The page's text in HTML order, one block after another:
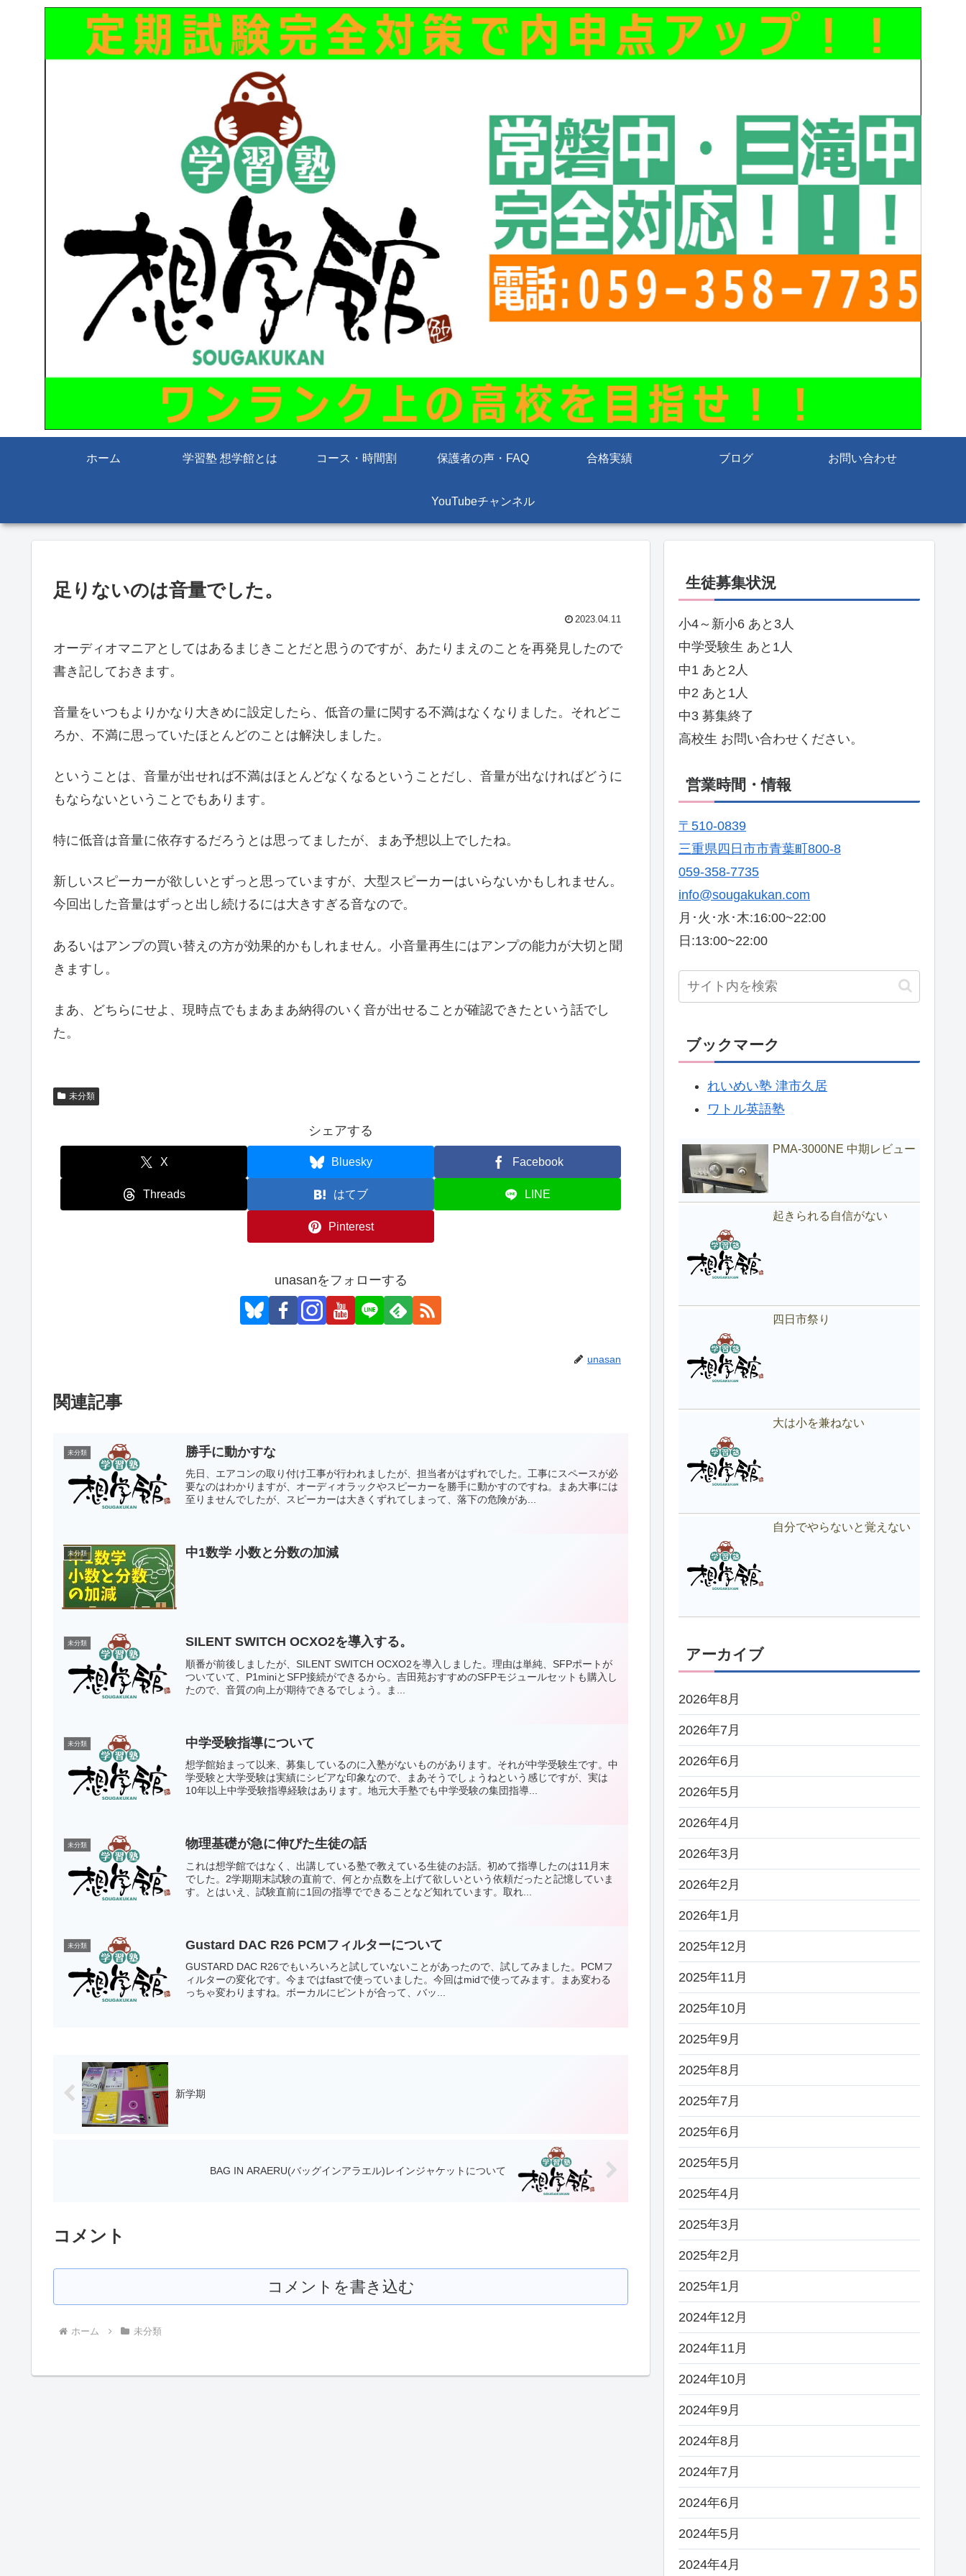
ホーム 学習塾 想学館とは コース・時間割 保護者の声・FAQ 合格実績 ブログ お問い合わせ
YouTubeチャンネル
足りないのは音量でした。
2023.04.11
オーディオマニアとしてはあるまじきことだと思うのですが、あたりまえのことを再発見したので
書き記しておきます。
音量をいつもよりかなり大きめに設定したら、低音の量に関する不満はなくなりました。それどこ
ろか、不満に思っていたほとんどのことは解決しました。
ということは、音量が出せれば不満はほとんどなくなるということだし、音量が出なければどうに
もならないということでもあります。
特に低音は音量に依存するだろうとは思ってましたが、まあ予想以上でしたね。
新しいスピーカーが欲しいとずっと思っていますが、大型スピーカーはいらないかもしれません。
今回出した音量はずっと出し続けるには大きすぎる音なので。
あるいはアンプの買い替えの方が効果的かもしれません。小音量再生にはアンプの能力が大切と聞
きますし。
まあ、どちらにせよ、現時点でもまあまあ納得のいく音が出せることが確認できたという話でし
た。
未分類
シェアする
X Bluesky Facebook
Threads はてブ LINE
Pinterest
unasanをフォローする
unasan
関連記事
未分類 勝手に動かすな
先日、エアコンの取り付け工事が行われましたが、担当者がはずれでした。工事にスペースが必
要なのはわかりますが、オーディオラックやスピーカーを勝手に動かすのですね。まあ大事には
至りませんでしたが、スピーカーは大きくずれてしまって、落下の危険があ...
未分類 中1数学 小数と分数の加減
未分類 SILENT SWITCH OCXO2を導入する。
順番が前後しましたが、SILENT SWITCH OCXO2を導入しました。理由は単純、SFPポートが
ついていて、P1miniとSFP接続ができるから。吉田苑おすすめのSFPモジュールセットも購入し
たので、音質の向上が期待できるでしょう。ま...
未分類 中学受験指導について
想学館始まって以来、募集しているのに入塾がないものがあります。それが中学受験生です。中
学受験と大学受験は実績にシビアな印象なので、まあそうでしょうねという感じですが、実は
10年以上中学受験指導経験はあります。地元大手塾でも中学受験の集団指導...
未分類 物理基礎が急に伸びた生徒の話
これは想学館ではなく、出講している塾で教えている生徒のお話。初めて指導したのは11月末
でした。2学期期末試験の直前で、何とか点数を上げて欲しいという依頼だったと記憶していま
す。とはいえ、試験直前に1回の指導でできることなど知れています。取れ...
未分類 Gustard DAC R26 PCMフィルターについて
GUSTARD DAC R26でもいろいろと試していないことがあったので、試してみました。PCMフ
ィルターの変化です。今まではfastで使っていました。今回はmidで使ってみます。まあ変わる
っちゃ変わりますね。ボーカルにピントが合って、バッ...
新学期
BAG IN ARAERU(バッグインアラエル)レインジャケットについて
コメント
コメントを書き込む
ホーム 未分類
生徒募集状況
小4～新小6 あと3人
中学受験生 あと1人
中1 あと2人
中2 あと1人
中3 募集終了
高校生 お問い合わせください。
営業時間・情報
〒510-0839
三重県四日市市青葉町800-8
059-358-7735
info@sougakukan.com
月･火･水･木:16:00~22:00
日:13:00~22:00
ブックマーク
れいめい塾 津市久居
ワトル英語塾
PMA-3000NE 中期レビュー
起きられる自信がない
四日市祭り
大は小を兼ねない
自分でやらないと覚えない
アーカイブ
2026年8月
2026年7月
2026年6月
2026年5月
2026年4月
2026年3月
2026年2月
2026年1月
2025年12月
2025年11月
2025年10月
2025年9月
2025年8月
2025年7月
2025年6月
2025年5月
2025年4月
2025年3月
2025年2月
2025年1月
2024年12月
2024年11月
2024年10月
2024年9月
2024年8月
2024年7月
2024年6月
2024年5月
2024年4月